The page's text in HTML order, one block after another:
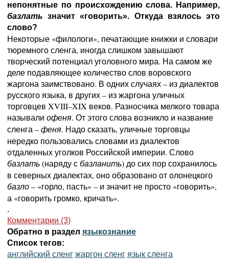
непонятные по происхождению слова. Например,
базлать значит «говорить». Откуда взялось это
слово?
Некоторые «филологи», печатающие книжки и словари
тюремного сленга, иногда слишком завышают
творческий потенциал уголовного мира. На самом же
деле подавляющее количество слов воровского
жаргона заимствовано. В одних случаях – из диалектов
русского языка, в других – из жаргона уличных
торговцев XVIII–XIX веков. Разносчика мелкого товара
называли офеня. От этого слова возникло и название
сленга – феня. Надо сказать, уличные торговцы
нередко пользовались словами из диалектов
отдаленных уголков Российской империи. Слово
базлать (наряду с базланить) до сих пор сохранилось
в северных диалектах, оно образовано от олонецкого
базло – «горло, пасть» – и значит не просто «говорить»,
а «говорить громко, кричать».
.
Комментарии (3)
Обратно в раздел языкознание
Список тегов:
английский сленг жаргон сленг язык сленга